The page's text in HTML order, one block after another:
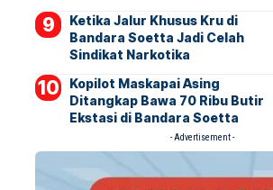
Ketika Jalur Khusus Kru di
Bandara Soetta Jadi Celah
Sindikat Narkotika
Kopilot Maskapai Asing
Ditangkap Bawa 70 Ribu Butir
Ekstasi di Bandara Soetta
- Advertisement -